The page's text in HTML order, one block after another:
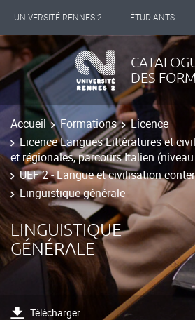
UNIVERSITÉ RENNES 2 ÉTUDIANTS
INTERNATIONAL PROFESSIONNELS
LES NOUVELLES DE RENNES 2
DES
Accueil Formations
Licence
Licence Langues Littératures et
et régionales, parcours Italien
UEF 2 - Langue et civilisation
Linguistique générale
LINGUISTIQUE
GÉNÉRALE
Télécharger